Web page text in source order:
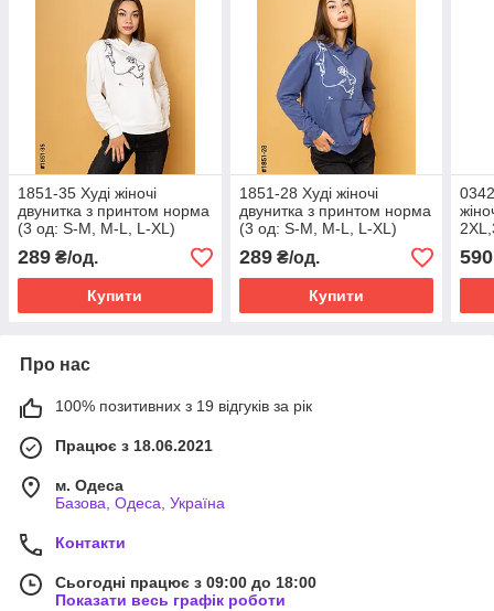
1851-35 Худі жіночі
двунитка з принтом норма
(3 од: S-M, M-L, L-XL)
289 ₴/од.
Купити
1851-28 Худі жіночі
двунитка з принтом норма
(3 од: S-M, M-L, L-XL)
289₴/од.
Купити
590
Про нас
100% позитивних з 19 відгуків за рік
Працює з 18.06.2021
м. Одеса
Базова, Одеса, Україна
Контакти
Сьогодні працює з 09:00 до 18:00
Показати весь графік роботи